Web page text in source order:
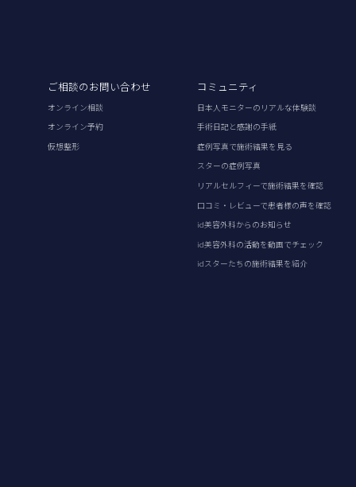
ご相談のお問い合わせ
オンライン相談
オンライン予約
仮想整形
コミュニティ
日本人モニターのリアルな体験談
手術日記と感謝の手紙
症例写真で施術結果を見る
スターの症例写真
リアルセルフィーで施術結果を確認
口コミ・レビューで患者様の声を確認
id美容外科からのお知らせ
id美容外科の活動を動画でチェック
idスターたちの施術結果を紹介